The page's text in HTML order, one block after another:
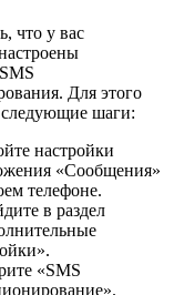
что у вас
Для этого
шаги:
настройки
«Сообщения»
телефоне.
в раздел
«SMS